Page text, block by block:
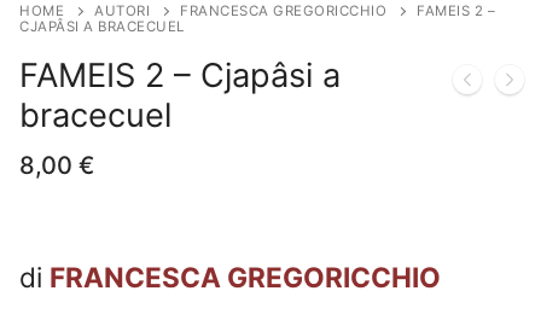
HOME AUTORI FRANCESCA GREGORICCHIO
FAMEIS 2 –
CJAPÂSI A BRACECUEL
FAMEIS 2 – Cjapâsi a
bracecuel
8,00 €
di FRANCESCA GREGORICCHIO